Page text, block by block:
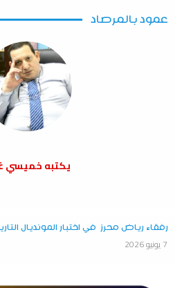
عمود بالمرصاد
يكتبه خميسي
رفقاء رياض محرز في اختبار المونديال
7 يونيو 2026